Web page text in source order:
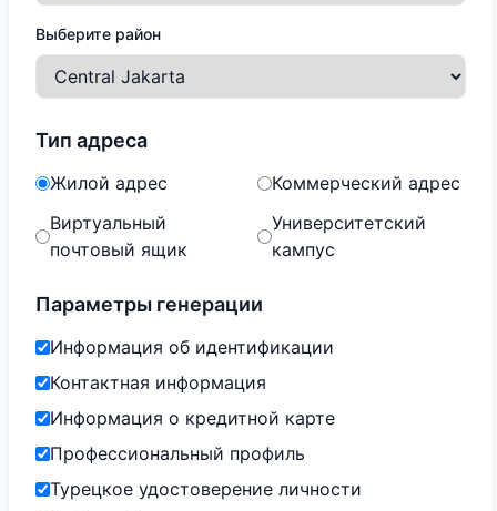
Выберите район
Тип адреса
Жилой адрес
Коммерческий адрес
Виртуальный
почтовый ящик
Университетский
кампус
Параметры генерации
Информация об идентификации
Контактная информация
Информация о кредитной карте
Профессиональный профиль
Турецкое удостоверение личности